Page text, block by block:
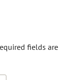
fields are